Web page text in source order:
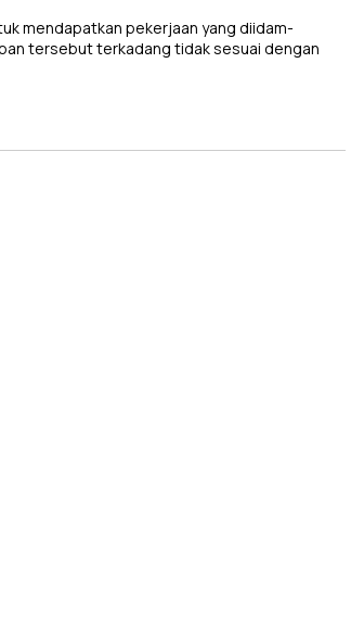
mendapatkan pekerjaan yang diidam-
tersebut terkadang tidak sesuai dengan